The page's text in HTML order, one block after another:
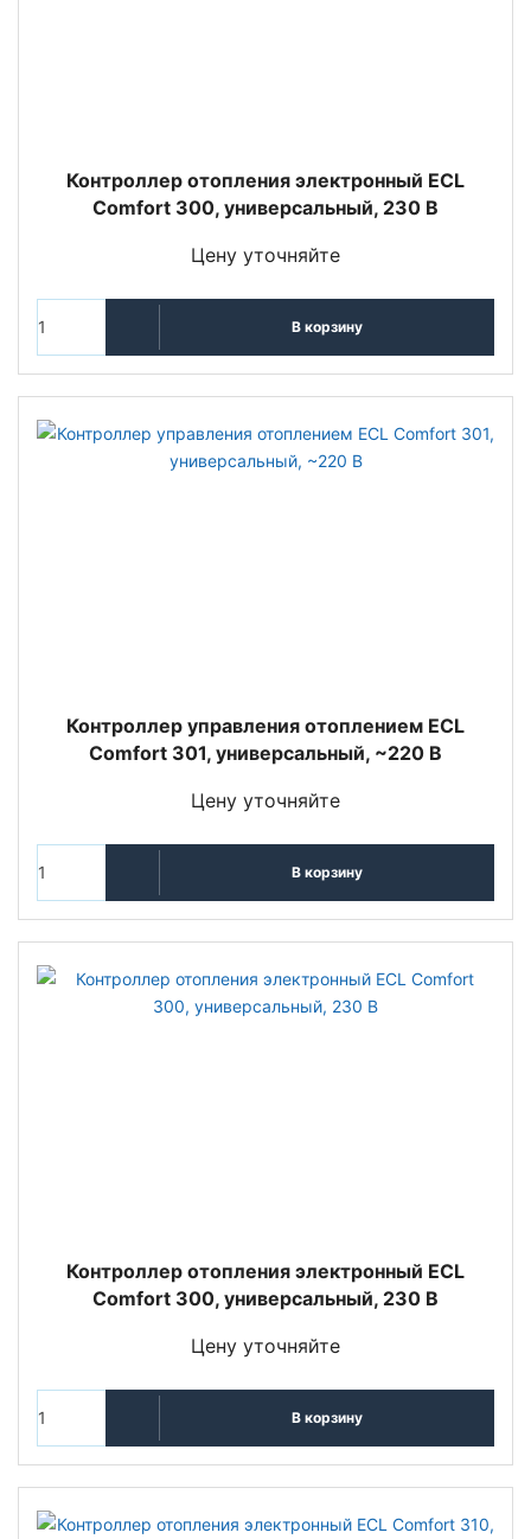
Контроллер отопления электронный ECL
Comfort 300, универсальный, 230 В
Цену уточняйте
В корзину
Контроллер управления отоплением ECL
Comfort 301, универсальный, ~220 В
Цену уточняйте
В корзину
Контроллер отопления электронный ECL
Comfort 300, универсальный, 230 В
Цену уточняйте
В корзину